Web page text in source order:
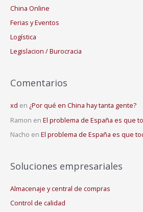
China Online
Ferias y Eventos
Logística
Legislacion / Burocracia
Comentarios
xd en ¿Por qué en China hay tanta gente?
Ramon en El problema de España es que
Nacho en El problema de España es que
Soluciones empresariales
Almacenaje y central de compras
Control de calidad